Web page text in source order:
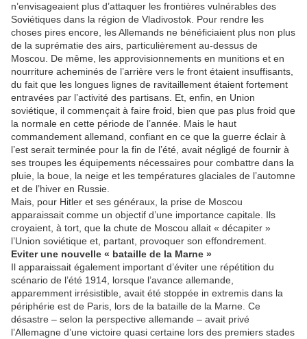
n’envisageaient plus d’attaquer les frontières vulnérables des
Soviétiques dans la région de Vladivostok. Pour rendre les
choses pires encore, les Allemands ne bénéficiaient plus non plus
de la suprématie des airs, particulièrement au-dessus de
Moscou. De même, les approvisionnements en munitions et en
nourriture acheminés de l’arrière vers le front étaient insuffisants,
du fait que les longues lignes de ravitaillement étaient fortement
entravées par l’activité des partisans. Et, enfin, en Union
soviétique, il commençait à faire froid, bien que pas plus froid que
la normale en cette période de l’année. Mais le haut
commandement allemand, confiant en ce que la guerre éclair à
l’est serait terminée pour la fin de l’été, avait négligé de fournir à
ses troupes les équipements nécessaires pour combattre dans la
pluie, la boue, la neige et les températures glaciales de l’automne
et de l’hiver en Russie.
Mais, pour Hitler et ses généraux, la prise de Moscou
apparaissait comme un objectif d’une importance capitale. Ils
croyaient, à tort, que la chute de Moscou allait « décapiter »
l’Union soviétique et, partant, provoquer son effondrement.
Eviter une nouvelle « bataille de la Marne »
Il apparaissait également important d’éviter une répétition du
scénario de l’été 1914, lorsque l’avance allemande,
apparemment irrésistible, avait été stoppée in extremis dans la
périphérie est de Paris, lors de la bataille de la Marne. Ce
désastre – selon la perspective allemande – avait privé
l’Allemagne d’une victoire quasi certaine lors des premiers stades